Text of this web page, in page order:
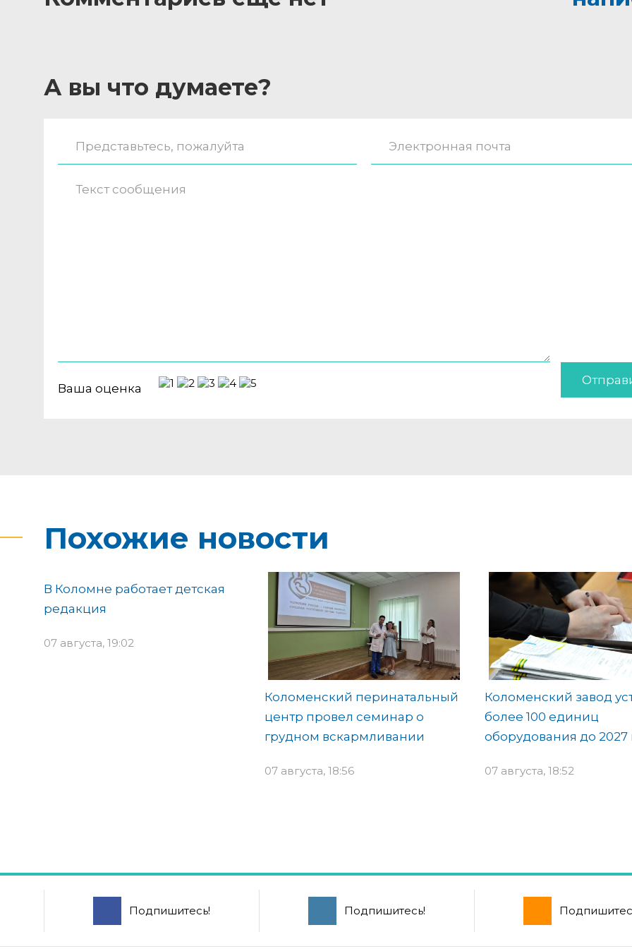
А вы что думаете?
Ваша оценка
Похожие новости
В Коломне работает детская
редакция
07 августа, 19:02
Коломенский перинатальный
центр провел семинар о
грудном вскармливании
07 августа, 18:56
Коломенский завод
более 100 единиц
оборудования до 2027
07 августа, 18:52
Подпишитесь! Подпишитесь!